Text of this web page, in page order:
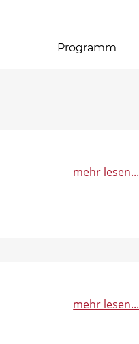
Programm
mehr lesen...
mehr lesen...